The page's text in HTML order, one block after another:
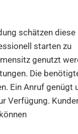
schätzen diese
starten zu
genutzt
Die
Ein Anruf genügt
Verfügung.